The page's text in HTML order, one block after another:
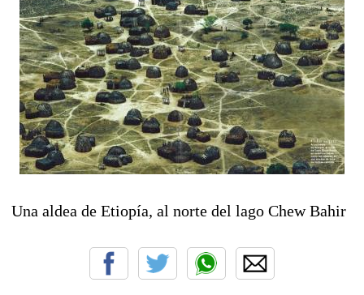
Una aldea de Etiopía, al norte del lago Chew Bahir